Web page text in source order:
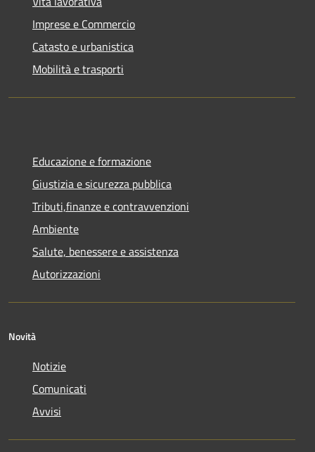
Imprese e Commercio
Catasto e urbanistica
Mobilità e trasporti
Educazione e formazione
Giustizia e sicurezza pubblica
Tributi,finanze e contravvenzioni
Ambiente
Salute, benessere e assistenza
Autorizzazioni
Novità
Notizie
Comunicati
Avvisi